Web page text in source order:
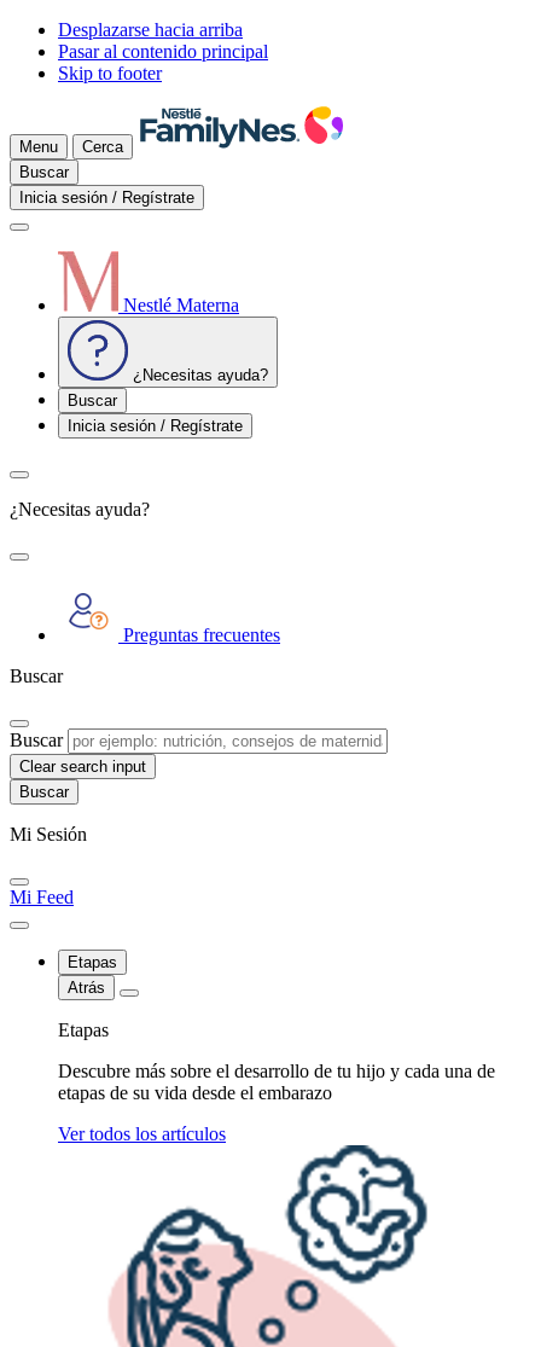
Desplazarse hacia arriba
Pasar al contenido principal
Skip to footer
Menu
Cerca
Buscar
Inicia sesión / Regístrate
Nestlé Materna
¿Necesitas ayuda?
Buscar
Inicia sesión / Regístrate
¿Necesitas ayuda?
Preguntas frecuentes
Buscar
Buscar
Clear search input
Mi Sesión
Mi Feed
Etapas
Atrás
Etapas
Descubre más sobre el desarrollo de tu hijo y cada una de
etapas de su vida desde el embarazo
Ver todos los artículos